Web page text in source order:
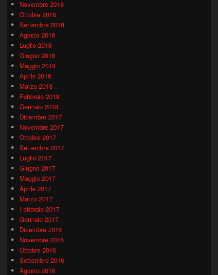
Novembre 2018
Ottobre 2018
Settembre 2018
Agosto 2018
Luglio 2018
Giugno 2018
Maggio 2018
Aprile 2018
Marzo 2018
Febbraio 2018
Gennaio 2018
Dicembre 2017
Novembre 2017
Ottobre 2017
Settembre 2017
Luglio 2017
Giugno 2017
Maggio 2017
Aprile 2017
Marzo 2017
Febbraio 2017
Gennaio 2017
Dicembre 2016
Novembre 2016
Ottobre 2016
Settembre 2016
Agosto 2016